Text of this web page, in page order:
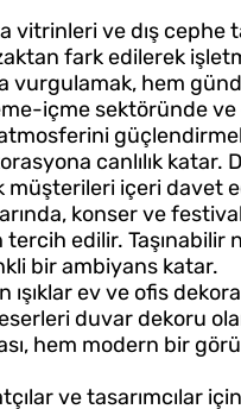
vitrinleri ve dış cephe
fark edilerek
vurgulamak, hem
içme sektöründe
canlılık katar.
müşterileri içeri davet
konser ve
edilir.
bir ambiyans katar.
ışıklar ev ve ofis
duvar dekoru
hem modern bir
ve tasarımcılar